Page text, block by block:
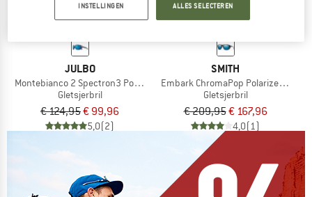
JULBO
Montebianco 2 Spectron3 Polarized (VLT 12%)
Gletsjerbril
€ 124,95€ 99,96
5,0(2)
SMITH
Embark ChromaPop Polarized Mirror
Gletsjerbril
€ 209,95€ 167,96
4,0(1)
INSTELLINGEN ALLES SELECTEREN